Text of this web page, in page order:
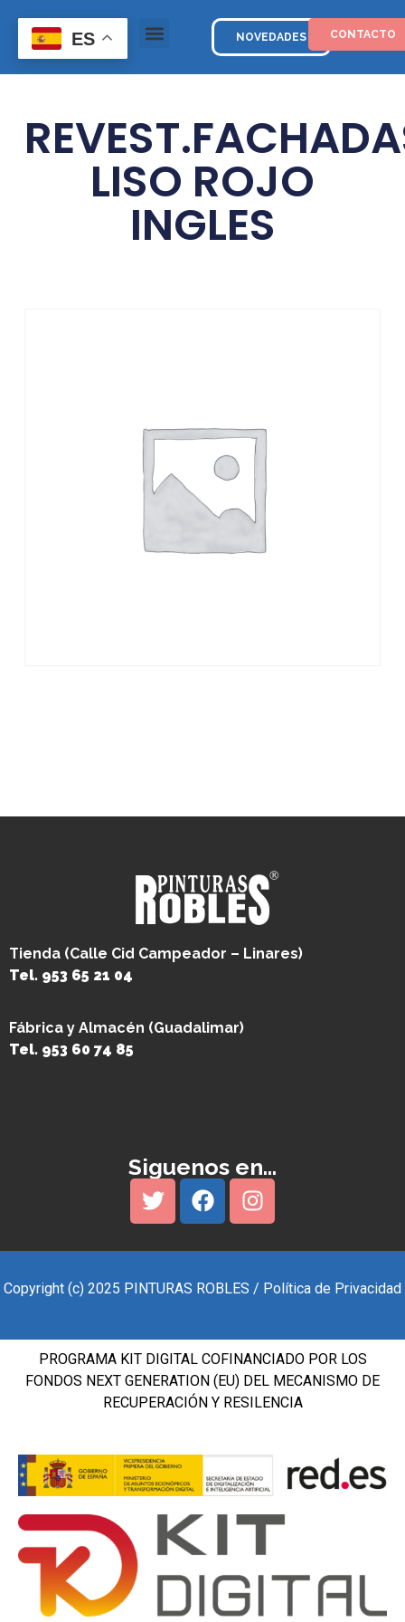
NOVEDADES CONTACTO
LISO ROJO
INGLES
Tienda (Calle Cid Campeador – Linares)
Tel. 953 65 21 04
Fábrica y Almacén (Guadalimar)
Tel. 953 60 74 85
Siguenos en...
Copyright (c) 2025 PINTURAS ROBLES / Política de Privacidad
PROGRAMA KIT DIGITAL COFINANCIADO POR LOS
FONDOS NEXT GENERATION (EU) DEL MECANISMO DE
RECUPERACIÓN Y RESILENCIA
ES